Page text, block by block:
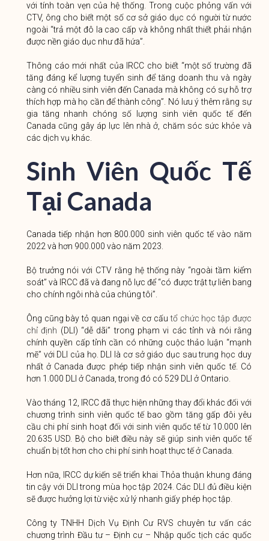
với tính toàn vẹn của hệ thống. Trong cuộc phỏng vấn với
CTV, ông cho biết một số cơ sở giáo dục có người từ nước
ngoài “trả một đô la cao cấp và không nhất thiết phải nhận
được nền giáo dục như đã hứa”.
Thông cáo mới nhất của IRCC cho biết “một số trường đã
tăng đáng kể lượng tuyển sinh để tăng doanh thu và ngày
càng có nhiều sinh viên đến Canada mà không có sự hỗ trợ
thích hợp mà họ cần để thành công”. Nó lưu ý thêm rằng sự
gia tăng nhanh chóng số lượng sinh viên quốc tế đến
Canada cũng gây áp lực lên nhà ở, chăm sóc sức khỏe và
các dịch vụ khác.
Sinh Viên Quốc Tế
Tại Canada
Canada tiếp nhận hơn 800.000 sinh viên quốc tế vào năm
2022 và hơn 900.000 vào năm 2023.
Bộ trưởng nói với CTV rằng hệ thống này “ngoài tầm kiểm
soát” và IRCC đã và đang nỗ lực để “có được trật tự liên bang
cho chính ngôi nhà của chúng tôi”.
Ông cũng bày tỏ quan ngại về cơ cấutổ chức học tập được
chỉ định (DLI) “dễ dãi” trong phạm vi các tỉnh và nói rằng
chính quyền cấp tỉnh cần có những cuộc thảo luận “mạnh
mẽ” với DLI của họ. DLI là cơ sở giáo dục sau trung học duy
nhất ở Canada được phép tiếp nhận sinh viên quốc tế. Có
hơn 1.000 DLI ở Canada, trong đó có 529 DLI ở Ontario.
Vào tháng 12, IRCC đã thực hiện những thay đổi khác đối với
chương trình sinh viên quốc tế bao gồm tăng gấp đôi yêu
cầu chi phí sinh hoạt đối với sinh viên quốc tế từ 10.000 lên
20.635 USD. Bộ cho biết điều này sẽ giúp sinh viên quốc tế
chuẩn bị tốt hơn cho chi phí sinh hoạt thực tế ở Canada.
Hơn nữa, IRCC dự kiến ​​sẽ triển khai Thỏa thuận khung đáng
tin cậy với DLI trong mùa học tập 2024. Các DLI đủ điều kiện
sẽ được hưởng lợi từ việc xử lý nhanh giấy phép học tập.
Công ty TNHH Dịch Vụ Định Cư RVS chuyên tư vấn các
chương trình Đầu tư – Định cư – Nhập quốc tịch các quốc